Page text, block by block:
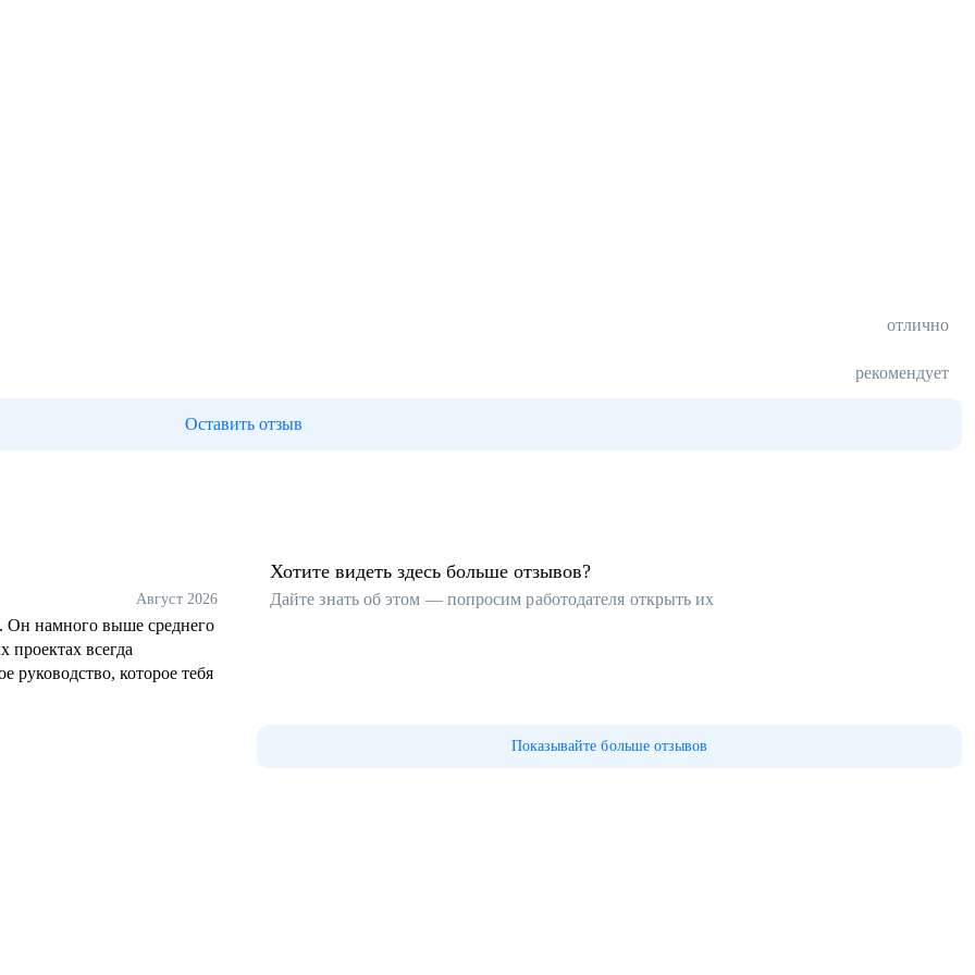
отлично
рекомендует
Оставить отзыв
Август 2026
Он намного выше среднего
всегда
руководство, которое тебя
Хотите видеть здесь больше отзывов?
Дайте знать об этом — попросим работодателя открыть их
Показывайте больше отзывов